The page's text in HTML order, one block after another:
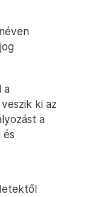
a
ki az
a
és